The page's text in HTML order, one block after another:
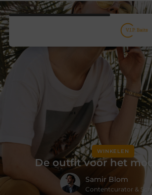
WINKELEN
De outfit voor het
Samir Blom
Contentcurator &